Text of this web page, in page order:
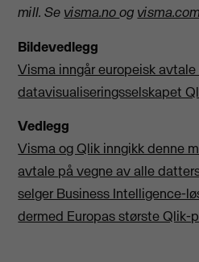
mill. Se visma.noog
Bildevedlegg
Visma inngår europeisk avtale
datavisualiseringsselskapet
Vedlegg
Visma og Qlik inngikk denne
avtale på vegne av alle
selger Business Intelligence-
dermed Europas største Qlik-